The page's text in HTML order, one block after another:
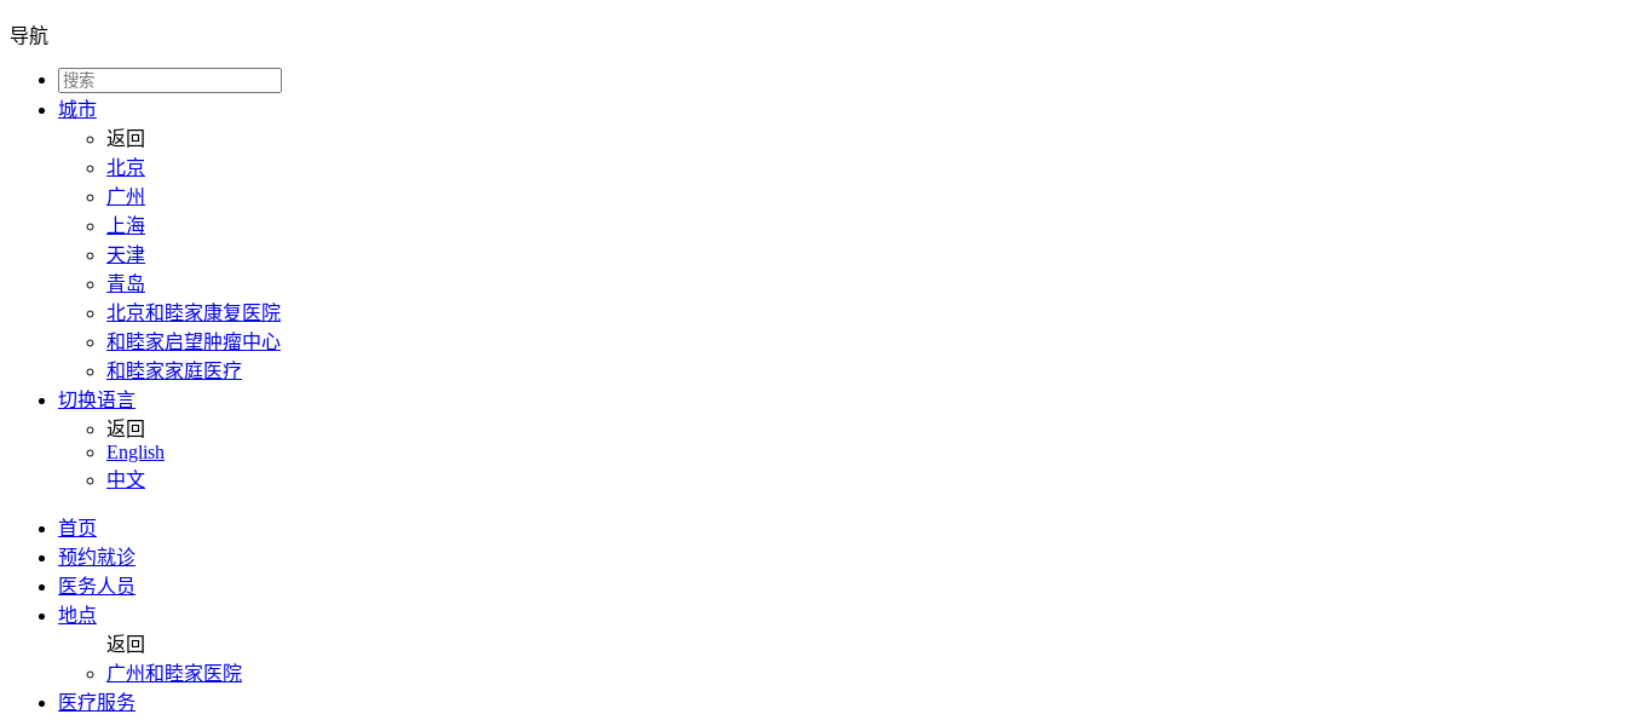
导航
城市
返回
北京
广州
上海
天津
青岛
北京和睦家康复医院
和睦家启望肿瘤中心
和睦家家庭医疗
切换语言
返回
English
中文
首页
预约就诊
医务人员
地点
返回
广州和睦家医院
医疗服务